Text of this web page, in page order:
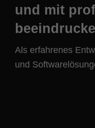
und mit
Als erfahrenes
und